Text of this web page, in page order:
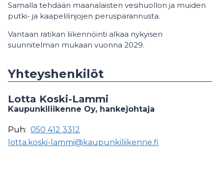
Samalla tehdään maanalaisten vesihuollon ja muiden
putki- ja kaapelilinjojen perusparannusta.
Vantaan ratikan liikennöinti alkaa nykyisen
suunnitelman mukaan vuonna 2029.
Yhteyshenkilöt
Lotta Koski-Lammi
Kaupunkiliikenne Oy, hankejohtaja
Puh: 050 412 3312
lotta.koski-lammi@kaupunkiliikenne.fi